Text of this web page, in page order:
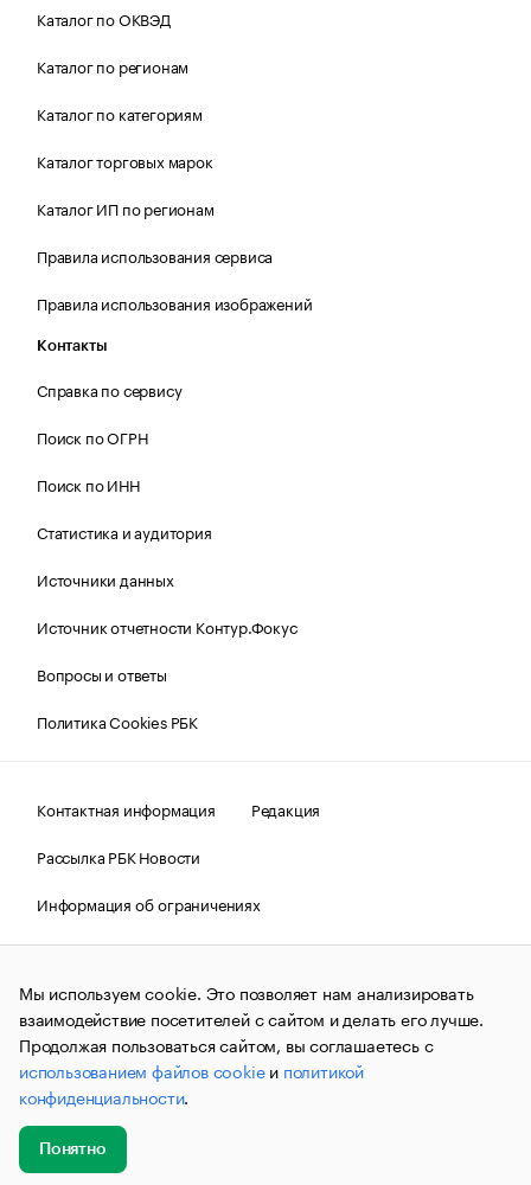
Каталог по ОКВЭД
Каталог по регионам
Каталог по категориям
Каталог торговых марок
Каталог ИП по регионам
Правила использования сервиса
Правила использования изображений
Контакты
Справка по сервису
Поиск по ОГРН
Поиск по ИНН
Статистика и аудитория
Источники данных
Источник отчетности Контур.Фокус
Вопросы и ответы
Политика Cookies РБК
Контактная информация
Редакция
Рассылка РБК Новости
Информация об ограничениях
Правовая информация
О соблюдении авторских прав
© АО «РОСБИЗНЕСКОНСАЛТИНГ»,1995–2026.Сообщения
и материалы информационного агентства «РБК»
(зарегистрировано Федеральной службой по надзору в сфере
связи, информационных технологий и массовых
коммуникаций (Роскомнадзор) 09.12.2015 за номером ИА
№ФС77-63848) сопровождаются пометкой «РБК». Отдельные
публикации могут содержать информацию,
не предназначенную для пользователей
до 18 лет.
Мы используем cookie. Это позволяет нам анализировать
взаимодействие посетителей с сайтом и делать его лучше.
Продолжая пользоваться сайтом, вы соглашаетесь с
использованием файлов cookieи политикой
конфиденциальности.
Понятно